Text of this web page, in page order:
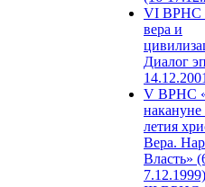
VI ВРНС
вера и
Диалог
V ВРНС
накануне
летия
Вера.
Власть»
7.12.1999)